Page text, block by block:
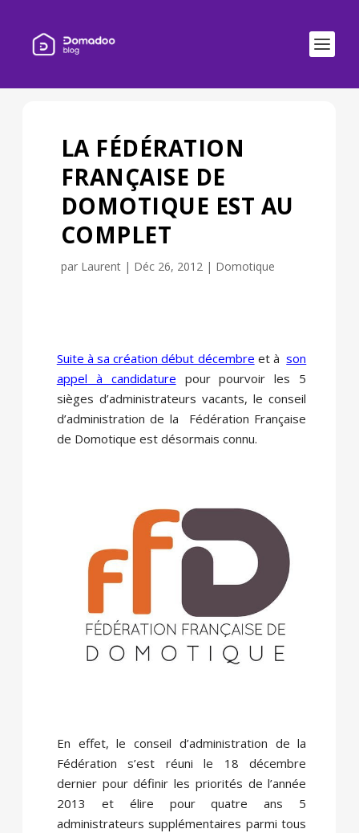
LA FÉDÉRATION
FRANÇAISE DE
DOMOTIQUE EST AU
COMPLET
par Laurent| Déc 26, 2012| Domotique
Suite à sa création début décembre et àson
appel à candidature pour pourvoir les 5
sièges d’administrateurs vacants, le conseil
d’administration de la Fédération Française
de Domotique est désormais connu.
En effet, le conseil d’administration de la
Fédération s’est réuni le 18 décembre
dernier pour définir les priorités de l’année
2013 et élire pour quatre ans 5
administrateurs supplémentaires parmi tous